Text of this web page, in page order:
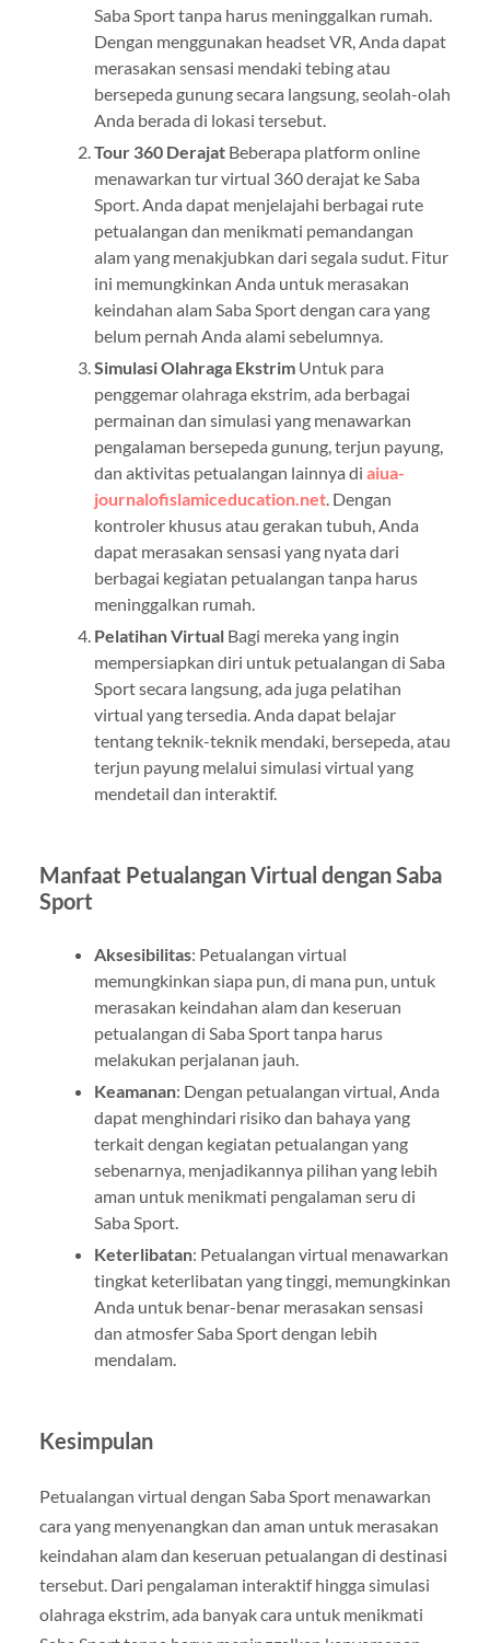
Saba Sport tanpa harus meninggalkan rumah.
Dengan menggunakan headset VR, Anda dapat
merasakan sensasi mendaki tebing atau
bersepeda gunung secara langsung, seolah-olah
Anda berada di lokasi tersebut.
Tour 360 DerajatBeberapa platform online
menawarkan tur virtual 360 derajat ke Saba
Sport. Anda dapat menjelajahi berbagai rute
petualangan dan menikmati pemandangan
alam yang menakjubkan dari segala sudut. Fitur
ini memungkinkan Anda untuk merasakan
keindahan alam Saba Sport dengan cara yang
belum pernah Anda alami sebelumnya.
Simulasi Olahraga EkstrimUntuk para
penggemar olahraga ekstrim, ada berbagai
permainan dan simulasi yang menawarkan
pengalaman bersepeda gunung, terjun payung,
dan aktivitas petualangan lainnya di aiua-
journalofislamiceducation.net. Dengan
kontroler khusus atau gerakan tubuh, Anda
dapat merasakan sensasi yang nyata dari
berbagai kegiatan petualangan tanpa harus
meninggalkan rumah.
Pelatihan VirtualBagi mereka yang ingin
mempersiapkan diri untuk petualangan di Saba
Sport secara langsung, ada juga pelatihan
virtual yang tersedia. Anda dapat belajar
tentang teknik-teknik mendaki, bersepeda, atau
terjun payung melalui simulasi virtual yang
mendetail dan interaktif.
Manfaat Petualangan Virtual dengan Saba
Sport
Aksesibilitas: Petualangan virtual
memungkinkan siapa pun, di mana pun, untuk
merasakan keindahan alam dan keseruan
petualangan di Saba Sport tanpa harus
melakukan perjalanan jauh.
Keamanan: Dengan petualangan virtual, Anda
dapat menghindari risiko dan bahaya yang
terkait dengan kegiatan petualangan yang
sebenarnya, menjadikannya pilihan yang lebih
aman untuk menikmati pengalaman seru di
Saba Sport.
Keterlibatan: Petualangan virtual menawarkan
tingkat keterlibatan yang tinggi, memungkinkan
Anda untuk benar-benar merasakan sensasi
dan atmosfer Saba Sport dengan lebih
mendalam.
Kesimpulan
Petualangan virtual dengan Saba Sport menawarkan
cara yang menyenangkan dan aman untuk merasakan
keindahan alam dan keseruan petualangan di destinasi
tersebut. Dari pengalaman interaktif hingga simulasi
olahraga ekstrim, ada banyak cara untuk menikmati